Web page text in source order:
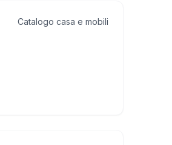
Catalogo casa e mobili